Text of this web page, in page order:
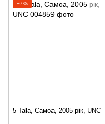
−7%
5 Tala, Самоа, 2005 рік, UNC